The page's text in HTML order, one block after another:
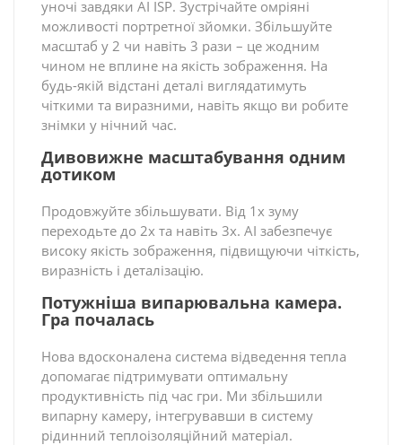
уночі завдяки AI ISP. Зустрічайте омріяні
можливості портретної зйомки. Збільшуйте
масштаб у 2 чи навіть 3 рази – це жодним
чином не вплине на якість зображення. На
будь-якій відстані деталі виглядатимуть
чіткими та виразними, навіть якщо ви робите
знімки у нічний час.
Дивовижне масштабування одним
дотиком
Продовжуйте збільшувати. Від 1х зуму
переходьте до 2х та навіть 3х. AI забезпечує
високу якість зображення, підвищуючи чіткість,
виразність і деталізацію.
Потужніша випарювальна камера.
Гра почалась
Нова вдосконалена система відведення тепла
допомагає підтримувати оптимальну
продуктивність під час гри. Ми збільшили
випарну камеру, інтегрувавши в систему
рідинний теплоізоляційний матеріал.